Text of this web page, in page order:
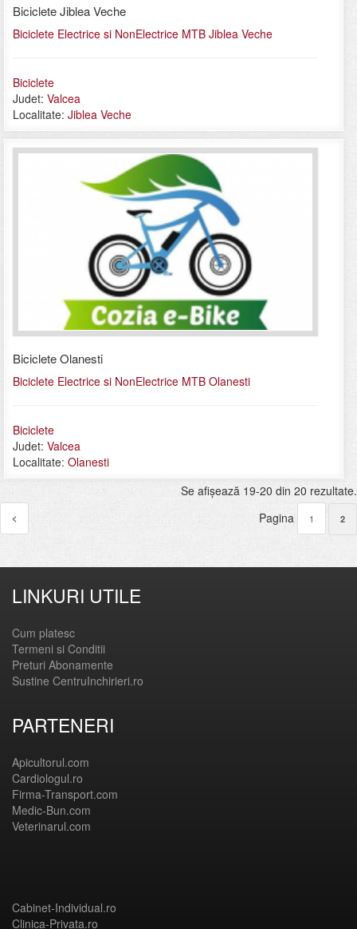
Biciclete Jiblea Veche
Biciclete Electrice si NonElectrice MTB Jiblea Veche
Biciclete
Judet: Valcea
Localitate: Jiblea Veche
Biciclete Olanesti
Biciclete Electrice si NonElectrice MTB Olanesti
Biciclete
Judet: Valcea
Localitate: Olanesti
Se afişează 19-20 din 20 rezultate.
Pagina
< 1 2
LINKURI UTILE
Cum platesc
Termeni si Conditii
Preturi Abonamente
Sustine CentruInchirieri.ro
PARTENERI
Apicultorul.com
Cardiologul.ro
Firma-Transport.com
Medic-Bun.com
Veterinarul.com
Cabinet-Individual.ro
Clinica-Privata.ro